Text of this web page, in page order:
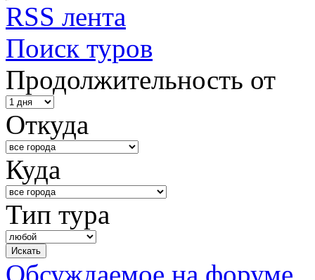
RSS лента
Поиск туров
Продолжительность от
Откуда
Куда
Тип тура
Обсуждаемое на форуме